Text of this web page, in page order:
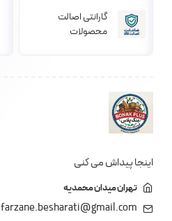
گارانتی اصالت
محصولات
اینجا پیداش می کنی
تهران میدان محمدیه
farzane.besharati@gmail.com